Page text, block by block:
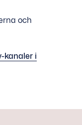
och
kanaler i